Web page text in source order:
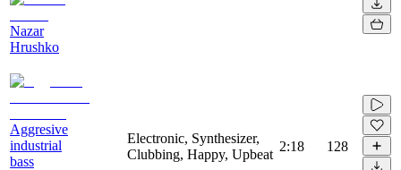
Nazar
Hrushko
Aggresive
industrial
bass
Electronic, Synthesizer,
Clubbing, Happy, Upbeat
2:18 128